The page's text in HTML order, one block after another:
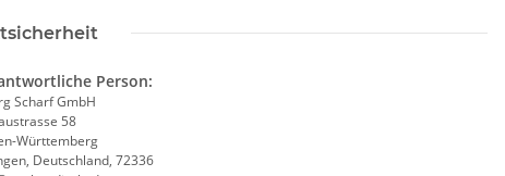
Person:
Scharf GmbH
58
Württemberg
Deutschland, 72336